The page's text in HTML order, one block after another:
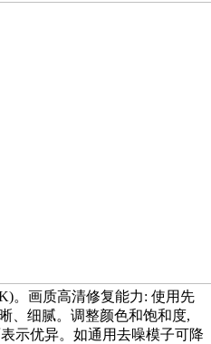
。画质高清修复能力: 使用先
、细腻。调整颜色和饱和度,
示优异。如通用去噪模子可降